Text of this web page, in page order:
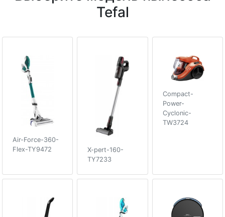
Tefal
Air-Force-360-
Flex-TY9472
X-pert-160-
TY7233
Compact-
Power-
Cyclonic-
TW3724